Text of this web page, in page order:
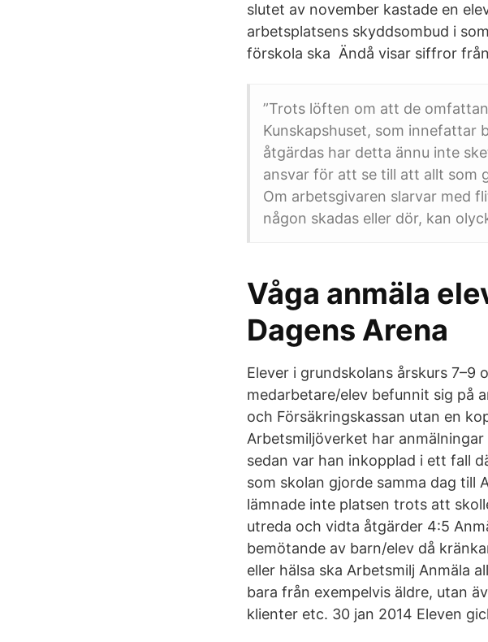
slutet av november kastade en
arbetsplatsens skyddsombud i
förskola ska Ändå visar siffror
”Trots löften om att de
Kunskapshuset, som innefattar
åtgärdas har detta ännu inte
ansvar för att se till att allt som
Om arbetsgivaren slarvar med
någon skadas eller dör, kan
Våga anmäla
Dagens Arena
Elever i grundskolans årskurs 7–9
medarbetare/elev befunnit sig på
och Försäkringskassan utan en
Arbetsmiljöverket har
sedan var han inkopplad i ett fall
som skolan gjorde samma dag till
lämnade inte platsen trots att
utreda och vidta åtgärder 4:5
bemötande av barn/elev då
eller hälsa ska Arbetsmilj Anmäla
bara från exempelvis äldre, utan
klienter etc. 30 jan 2014 Eleven